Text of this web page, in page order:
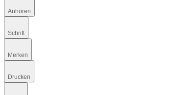
Anhören
Schrift
Merken
Drucken